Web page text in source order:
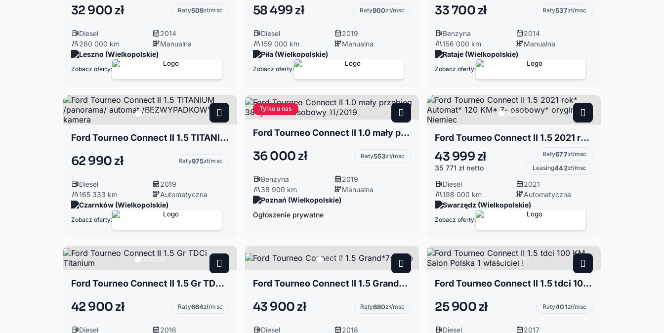
32 900 zł Raty509zł/msc
Diesel
2014
260 000 km
Manualna
Leszno (Wielkopolskie)
Zobacz oferty:
58 499 zł Raty900zł/msc
Diesel
2019
159 000 km
Manualna
Piła (Wielkopolskie)
Zobacz oferty:
33 700 zł Raty537zł/msc
Benzyna
2014
156 000 km
Manualna
Rataje (Wielkopolskie)
Zobacz oferty:
Ford Tourneo Connect II 1.5 TITANIUM /panorama/ automat /BEZWYPADKOWY/ kamera
62 990 zł Raty975zł/msc
Diesel
2019
165 333 km
Automatyczna
Czarnków (Wielkopolskie)
Zobacz oferty:
Tylko u nas
Ford Tourneo Connect II 1.0 mały przebieg 38 tys km 5 osobowy 11/2019
36 000 zł Raty553zł/msc
Benzyna
2019
38 900 km
Manualna
Poznań (Wielkopolskie)
Ogłoszenie prywatne
Ford Tourneo Connect II 1.5 2021 rok* Automat* 120 KM* 7- osobowy* oryginał z Niemiec
43 999 zł
35 771 zł netto
Raty677zł/msc
Leasing442zł/msc
Diesel
2021
198 000 km
Automatyczna
Swarzędz (Wielkopolskie)
Zobacz oferty:
Ford Tourneo Connect II 1.5 Gr TDCi Titanium
42 900 zł Raty664zł/msc
Diesel 2016
Ford Tourneo Connect II 1.5 Grand*7-Osób
43 900 zł Raty680zł/msc
Diesel 2018
Ford Tourneo Connect II 1.5 tdci 100 KM Salon Polska 1 właściciel !
25 900 zł Raty401zł/msc
Diesel 2017